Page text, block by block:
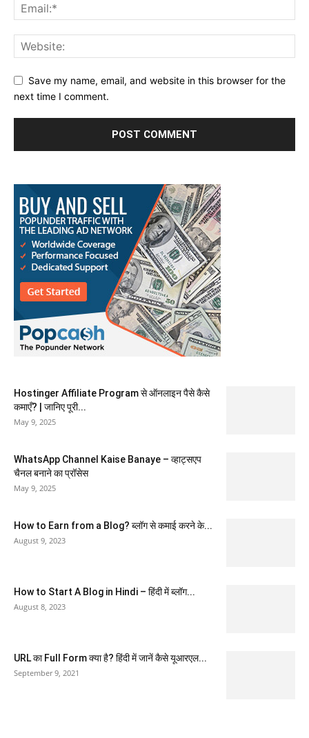
Save my name, email, and website in this browser for the
next time I comment.
Hostinger Affiliate Program से ऑनलाइन पैसे कैसे
कमाएँ? | जानिए पूरी...
May 9, 2025
WhatsApp Channel Kaise Banaye – व्हाट्सएप
चैनल बनाने का प्रॉसेस
May 9, 2025
How to Earn from a Blog? ब्लॉग से कमाई करने के...
August 9, 2023
How to Start A Blog in Hindi – हिंदी में ब्लॉग...
August 8, 2023
URL का Full Form क्या है? हिंदी में जानें कैसे यूआरएल...
September 9, 2021